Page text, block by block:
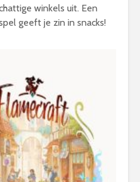
winkels uit. Een
geeft je zin in snacks!